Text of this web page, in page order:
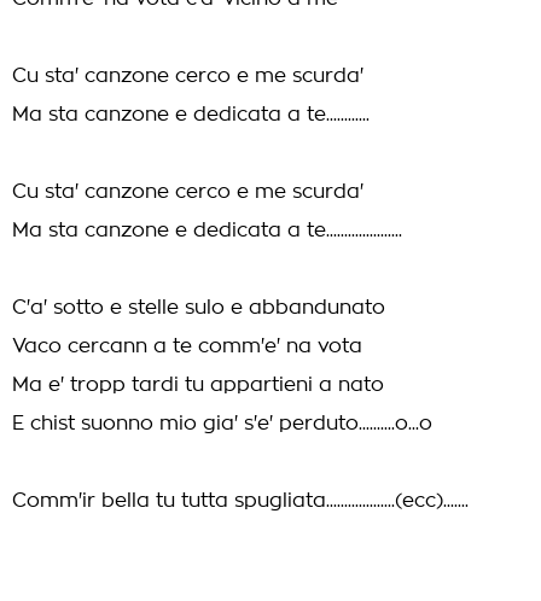
Cu sta' canzone cerco e me scurda'
Ma sta canzone e dedicata a te............
Cu sta' canzone cerco e me scurda'
Ma sta canzone e dedicata a te.....................
C'a' sotto e stelle sulo e abbandunato
Vaco cercann a te comm'e' na vota
Ma e' tropp tardi tu appartieni a nato
E chist suonno mio gia' s'e' perduto..........o...o
Comm'ir bella tu tutta spugliata...................(ecc).......